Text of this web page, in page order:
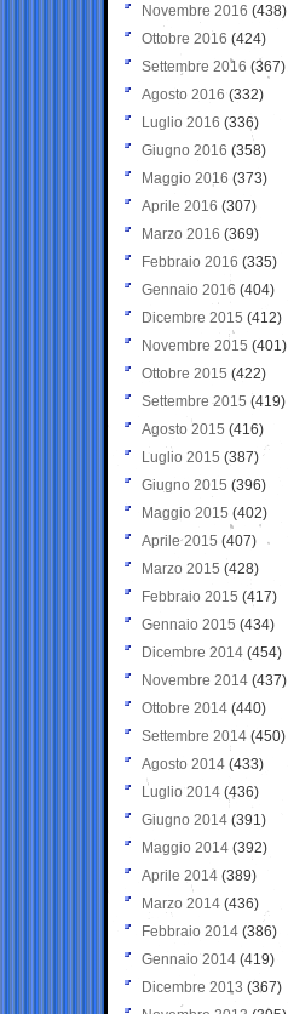
Novembre 2016 (438)
Ottobre 2016 (424)
Settembre 2016 (367)
Agosto 2016 (332)
Luglio 2016 (336)
Giugno 2016 (358)
Maggio 2016 (373)
Aprile 2016 (307)
Marzo 2016 (369)
Febbraio 2016 (335)
Gennaio 2016 (404)
Dicembre 2015 (412)
Novembre 2015 (401)
Ottobre 2015 (422)
Settembre 2015 (419)
Agosto 2015 (416)
Luglio 2015 (387)
Giugno 2015 (396)
Maggio 2015 (402)
Aprile 2015 (407)
Marzo 2015 (428)
Febbraio 2015 (417)
Gennaio 2015 (434)
Dicembre 2014 (454)
Novembre 2014 (437)
Ottobre 2014 (440)
Settembre 2014 (450)
Agosto 2014 (433)
Luglio 2014 (436)
Giugno 2014 (391)
Maggio 2014 (392)
Aprile 2014 (389)
Marzo 2014 (436)
Febbraio 2014 (386)
Gennaio 2014 (419)
Dicembre 2013 (367)